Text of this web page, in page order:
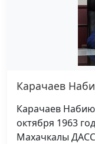
Карачаев
Карачаев
октября 1963
Махачкалы